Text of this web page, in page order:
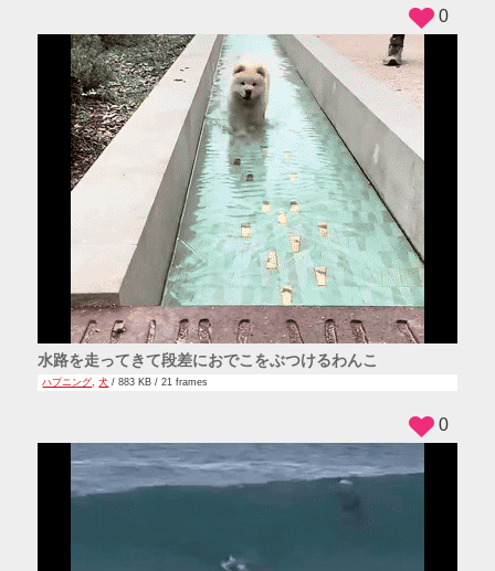
水路を走ってきて段差におでこをぶつけるわんこ
ハプニング,犬 / 883 KB / 21 frames
0
0